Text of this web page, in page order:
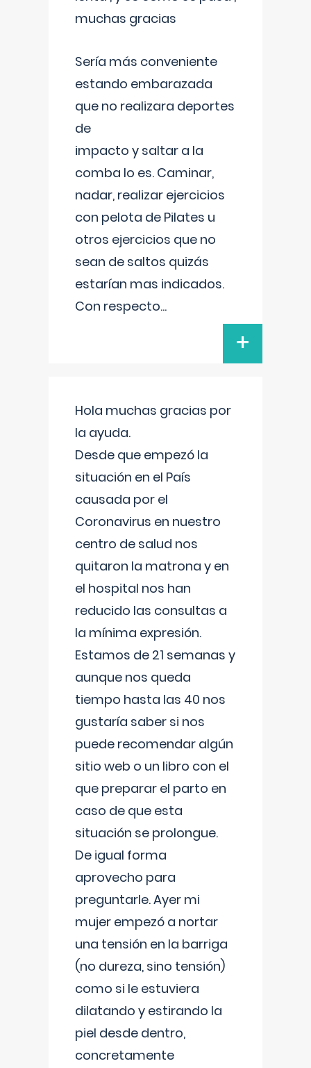
muchas gracias
Sería más conveniente
estando embarazada
que no realizara deportes
de
impacto y saltar a la
comba lo es. Caminar,
nadar, realizar ejercicios
con pelota de Pilates u
otros ejercicios que no
sean de saltos quizás
estarían mas indicados.
Con respecto...
+
Hola muchas gracias por
la ayuda.
Desde que empezó la
situación en el País
causada por el
Coronavirus en nuestro
centro de salud nos
quitaron la matrona y en
el hospital nos han
reducido las consultas a
la mínima expresión.
Estamos de 21 semanas y
aunque nos queda
tiempo hasta las 40 nos
gustaría saber si nos
puede recomendar algún
sitio web o un libro con el
que preparar el parto en
caso de que esta
situación se prolongue.
De igual forma
aprovecho para
preguntarle. Ayer mi
mujer empezó a nortar
una tensión en la barriga
(no dureza, sino tensión)
como si le estuviera
dilatando y estirando la
piel desde dentro,
concretamente